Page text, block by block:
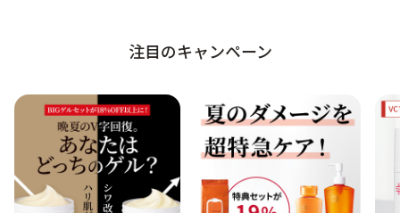
クーポン＆ポイント
注目のキャンペーン